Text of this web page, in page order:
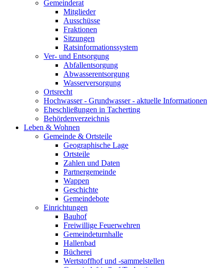
Gemeinderat
Mitglieder
Ausschüsse
Fraktionen
Sitzungen
Ratsinformationssystem
Ver- und Entsorgung
Abfallentsorgung
Abwasserentsorgung
Wasserversorgung
Ortsrecht
Hochwasser - Grundwasser - aktuelle Informationen
Eheschließungen in Tacherting
Behördenverzeichnis
Leben & Wohnen
Gemeinde & Ortsteile
Geographische Lage
Ortsteile
Zahlen und Daten
Partnergemeinde
Wappen
Geschichte
Gemeindebote
Einrichtungen
Bauhof
Freiwillige Feuerwehren
Gemeindeturnhalle
Hallenbad
Bücherei
Wertstoffhof und -sammelstellen